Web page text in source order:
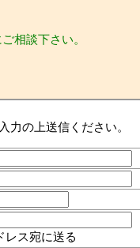
相談下さい。
力の上送信ください。
レス宛に送る